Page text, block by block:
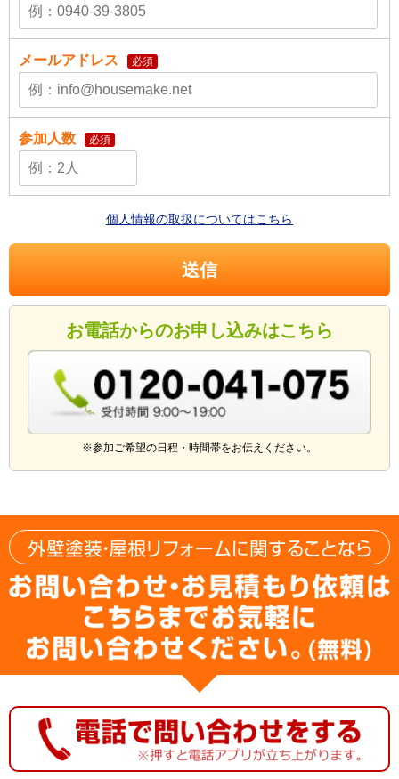
メールアドレス 必須
参加人数 必須
個人情報の取扱についてはこちら
お電話からのお申し込みはこちら
※参加ご希望の日程・時間帯をお伝えください。